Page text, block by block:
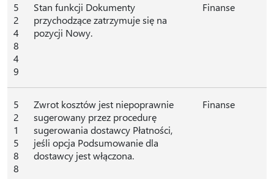
5
2
4
8
4
9
Stan funkcji Dokumenty
przychodzące zatrzymuje się na
pozycji Nowy.
Finanse
5
2
1
5
8
8
Zwrot kosztów jest niepoprawnie
sugerowany przez procedurę
sugerowania dostawcy Płatności,
jeśli opcja Podsumowanie dla
dostawcy jest włączona.
Finanse